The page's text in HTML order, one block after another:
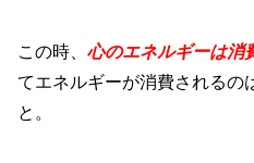
この時、 心のエネルギーは消
てエネルギーが消費されるの
と。